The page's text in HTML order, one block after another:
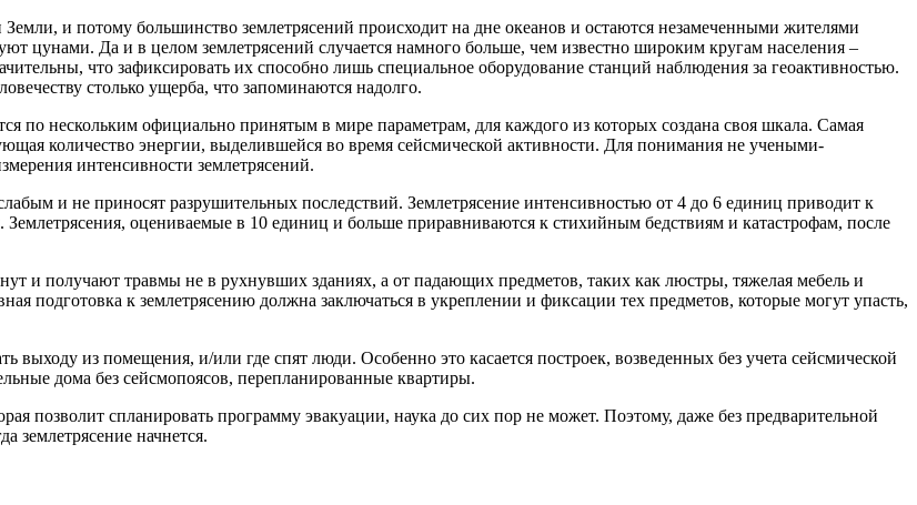
и потому большинство землетрясений происходит на дне океанов и остаются незамеченными жителями
цунами. Да и в целом землетрясений случается намного больше, чем известно широким кругам населения –
что зафиксировать их способно лишь специальное оборудование станций наблюдения за геоактивностью.
столько ущерба, что запоминаются надолго.
по нескольким официально принятым в мире параметрам, для каждого из которых создана своя шкала. Самая
количество энергии, выделившейся во время сейсмической активности. Для понимания не учеными-
интенсивности землетрясений.
и не приносят разрушительных последствий. Землетрясение интенсивностью от 4 до 6 единиц приводит к
оцениваемые в 10 единиц и больше приравниваются к стихийным бедствиям и катастрофам, после
и получают травмы не в рухнувших зданиях, а от падающих предметов, таких как люстры, тяжелая мебель и
подготовка к землетрясению должна заключаться в укреплении и фиксации тех предметов, которые могут упасть,
выходу из помещения, и/или где спят люди. Особенно это касается построек, возведенных без учета сейсмической
дома без сейсмопоясов, перепланированные квартиры.
позволит спланировать программу эвакуации, наука до сих пор не может. Поэтому, даже без предварительной
землетрясение начнется.